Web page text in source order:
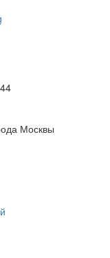
Москвы